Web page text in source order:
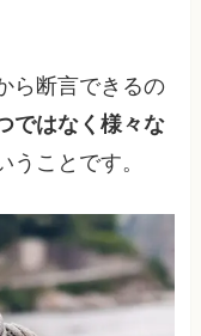
ら断言できるの
ではなく様々な
うことです。